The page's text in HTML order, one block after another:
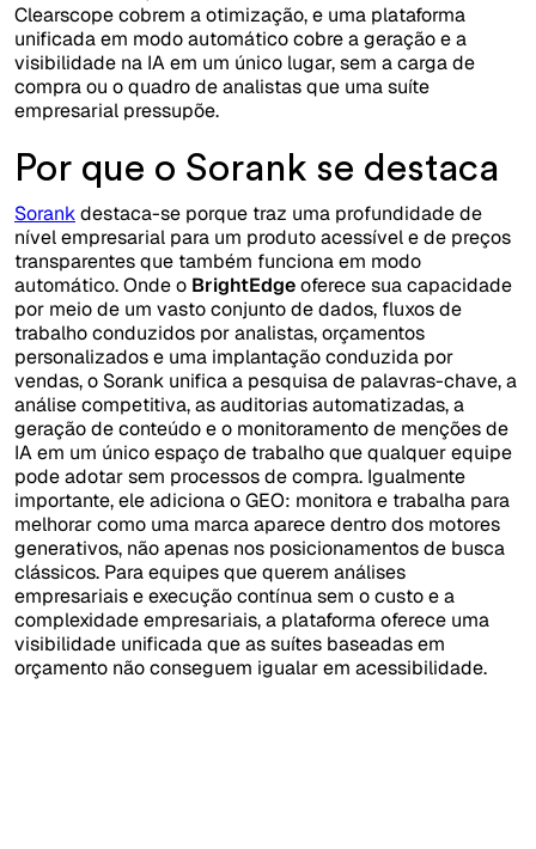
Clearscope cobrem a otimização, e uma plataforma
unificada em modo automático cobre a geração e a
visibilidade na IA em um único lugar, sem a carga de
compra ou o quadro de analistas que uma suíte
empresarial pressupõe.
Por que o Sorank se destaca
Sorankdestaca-se porque traz uma profundidade de
nível empresarial para um produto acessível e de preços
transparentes que também funciona em modo
automático. Onde o BrightEdgeoferece sua capacidade
por meio de um vasto conjunto de dados, fluxos de
trabalho conduzidos por analistas, orçamentos
personalizados e uma implantação conduzida por
vendas, o Sorank unifica a pesquisa de palavras-chave, a
análise competitiva, as auditorias automatizadas, a
geração de conteúdo e o monitoramento de menções de
IA em um único espaço de trabalho que qualquer equipe
pode adotar sem processos de compra. Igualmente
importante, ele adiciona o GEO: monitora e trabalha para
melhorar como uma marca aparece dentro dos motores
generativos, não apenas nos posicionamentos de busca
clássicos. Para equipes que querem análises
empresariais e execução contínua sem o custo e a
complexidade empresariais, a plataforma oferece uma
visibilidade unificada que as suítes baseadas em
orçamento não conseguem igualar em acessibilidade.